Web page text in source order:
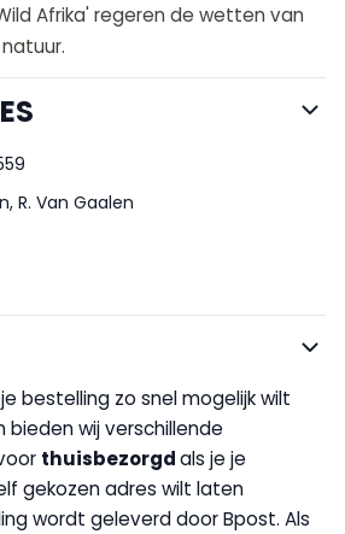
Afrika' regeren de wetten van
R. Van Gaalen
bestelling zo snel mogelijk wilt
wij verschillende
thuisbezorgdals je je
gekozen adres wilt laten
wordt geleverd door Bpost. Als